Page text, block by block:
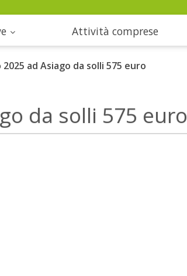
Attività comprese
2025 ad Asiago da solli 575 euro
da solli 575 euro